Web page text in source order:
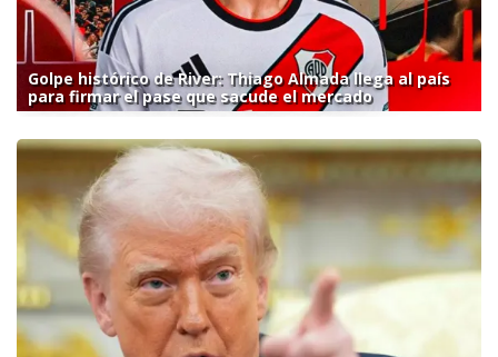
Golpe histórico de River: Thiago Almada llega al país
para firmar el pase que sacude el mercado